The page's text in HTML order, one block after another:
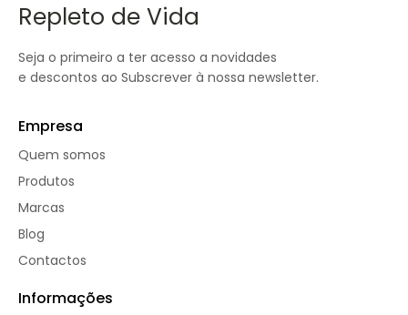
Repleto de Vida
Seja o primeiro a ter acesso a novidades
e descontos ao Subscrever à nossa newsletter.
Empresa
Quem somos
Produtos
Marcas
Blog
Contactos
Informações